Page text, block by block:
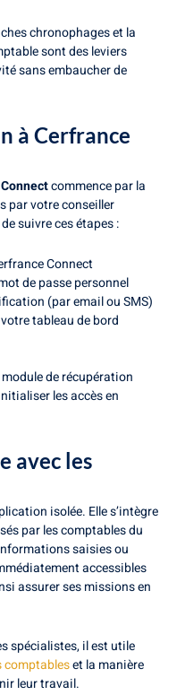
chronophages et la
sont des leviers
sans embaucher de
à Cerfrance
commence par la
par votre conseiller
suivre ces étapes :
Connect
de passe personnel
(par email ou SMS)
tableau de bord
de récupération
les accès en
avec les
isolée. Elle s’intègre
par les comptables du
saisies ou
accessibles
assurer ses missions en
spécialistes, il est utile
comptableset la manière
leur travail.